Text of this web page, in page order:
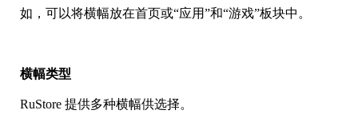
如，可以将横幅放在首页或“应用”和“游戏”板块中。
横幅类型
RuStore 提供多种横幅供选择。